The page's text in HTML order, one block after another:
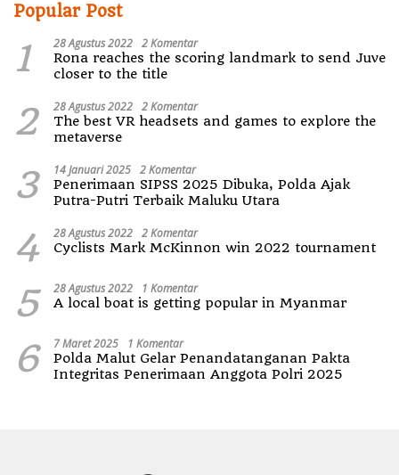
Popular Post
1 28 Agustus 2022 2 Komentar
Rona reaches the scoring landmark to send Juve
closer to the title
2 28 Agustus 2022 2 Komentar
The best VR headsets and games to explore the
metaverse
3 14 Januari 2025 2 Komentar
Penerimaan SIPSS 2025 Dibuka, Polda Ajak
Putra-Putri Terbaik Maluku Utara
4 28 Agustus 2022 2 Komentar
Cyclists Mark McKinnon win 2022 tournament
5 28 Agustus 2022 1 Komentar
A local boat is getting popular in Myanmar
6 7 Maret 2025 1 Komentar
Polda Malut Gelar Penandatanganan Pakta
Integritas Penerimaan Anggota Polri 2025